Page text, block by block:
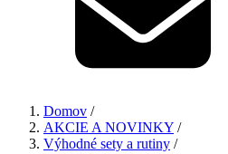
Domov /
AKCIE A NOVINKY /
Výhodné sety a rutiny /